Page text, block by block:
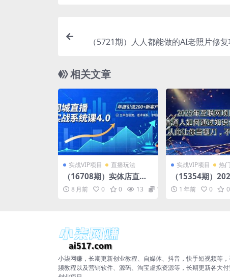
（5721期）人人都能做的AI老照片修复
相关文章
实战VIP项目 直播玩法
（16708期）实体店直播
实战班4.0，三平台引流、
话术体系、卡项设计，年
8 月前 0 0 13 10
实战VIP项目 热
（15354期）
网项目天花板，
何通过卖项目实
1 年前 0 0
小柒网赚，长期更新创业教程、自媒体、抖音，快手短视频等
频教程以及营销软件、源码、淘宝虚拟资源等，长期更新各大